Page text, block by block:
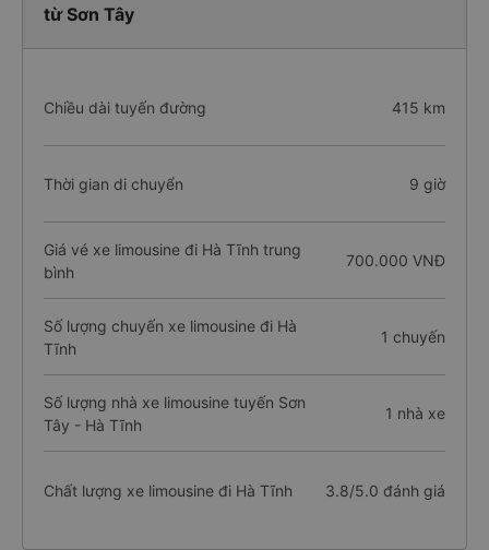
từ Sơn Tây
Chiều dài tuyến đường 415 km
Thời gian di chuyển 9 giờ
Giá vé xe limousine đi Hà Tĩnh trung
bình
700.000 VNĐ
Số lượng chuyến xe limousine đi Hà
Tĩnh
1 chuyến
Số lượng nhà xe limousine tuyến Sơn
Tây - Hà Tĩnh
1 nhà xe
Chất lượng xe limousine đi Hà Tĩnh 3.8/5.0 đánh giá